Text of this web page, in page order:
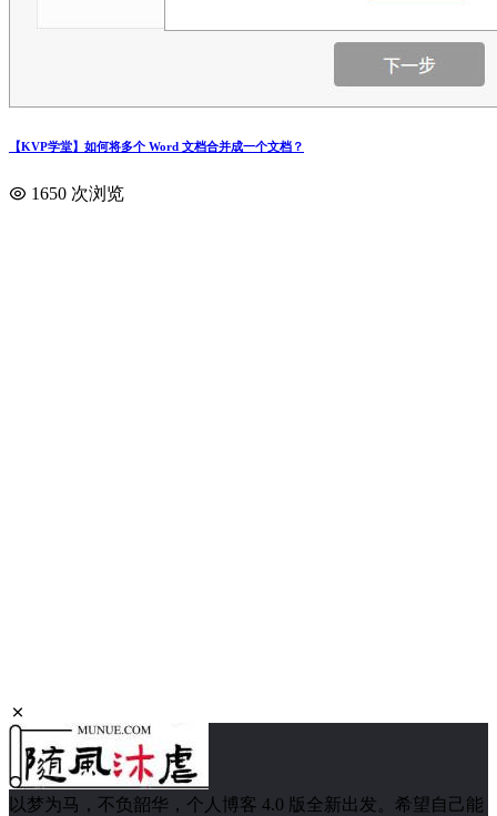
【KVP学堂】如何将多个 Word 文档合并成一个文档？
1650 次浏览
以梦为马，不负韶华，个人博客 4.0 版全新出发。希望自己能